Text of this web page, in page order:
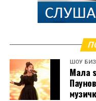
ШОУ БИЗ
Мала